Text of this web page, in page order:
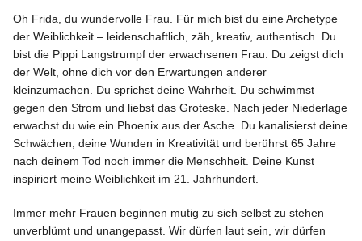
Kunst&Literatur
Generation XYZ
Über uns
FacebookInstagram
Oh Frida, du wundervolle Frau. Für mich bist du eine Archetype
der Weiblichkeit – leidenschaftlich, zäh, kreativ, authentisch. Du
bist die Pippi Langstrumpf der erwachsenen Frau. Du zeigst dich
der Welt, ohne dich vor den Erwartungen anderer
kleinzumachen. Du sprichst deine Wahrheit. Du schwimmst
gegen den Strom und liebst das Groteske. Nach jeder Niederlage
erwachst du wie ein Phoenix aus der Asche. Du kanalisierst deine
Schwächen, deine Wunden in Kreativität und berührst 65 Jahre
nach deinem Tod noch immer die Menschheit. Deine Kunst
inspiriert meine Weiblichkeit im 21. Jahrhundert.
Immer mehr Frauen beginnen mutig zu sich selbst zu stehen –
unverblümt und unangepasst. Wir dürfen laut sein, wir dürfen